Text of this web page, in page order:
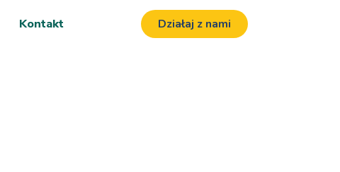
Kontakt Działaj z nami